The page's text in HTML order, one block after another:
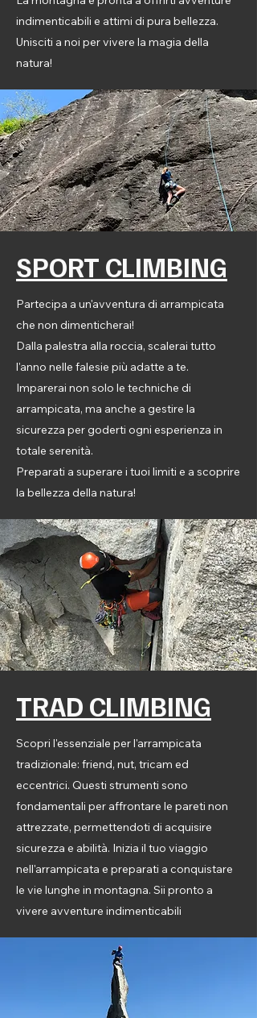
indimenticabili e attimi di pura bellezza.
Unisciti a noi per vivere la magia della
natura!
SPORT CLIMBING
Partecipa a un'avventura di arrampicata
che non dimenticherai!
Dalla palestra alla roccia, scalerai tutto
l'anno nelle falesie più adatte a te.
Imparerai non solo le techniche di
arrampicata, ma anche a gestire la
sicurezza per goderti ogni esperienza in
totale serenità.
Preparati a superare i tuoi limiti e a scoprire
la bellezza della natura!
TRAD CLIMBING
Scopri l'essenziale per l'arrampicata
tradizionale: friend, nut, tricam ed
eccentrici. Questi strumenti sono
fondamentali per affrontare le pareti non
attrezzate, permettendoti di acquisire
sicurezza e abilità. Inizia il tuo viaggio
nell'arrampicata e preparati a conquistare
le vie lunghe in montagna. Sii pronto a
vivere avventure indimenticabili